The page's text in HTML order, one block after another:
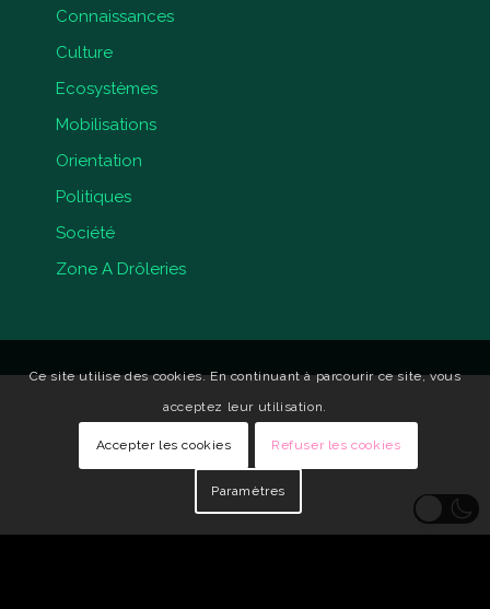
Connaissances
Culture
Ecosystèmes
Mobilisations
Orientation
Politiques
Société
Zone A Drôleries
Ce site utilise des cookies. En continuant à parcourir ce site, vous
acceptez leur utilisation.
Accepter les cookies Refuser les cookies
Paramètres